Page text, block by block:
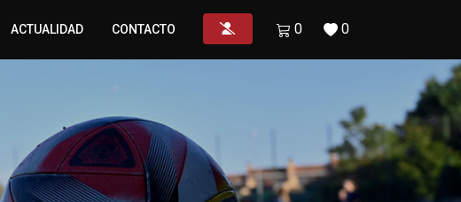
ACTUALIDAD CONTACTO 0 0